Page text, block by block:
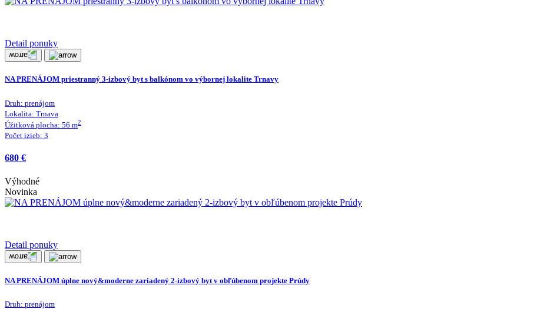
Detail ponuky
NA PRENÁJOM priestranný 3-izbový byt s balkónom vo výbornej lokalite Trnavy
Druh: prenájom
Lokalita: Trnava
Úžitková plocha: 56 m2
Počet izieb: 3
680 €
Výhodné
Novinka
Detail ponuky
NA PRENÁJOM úplne nový&moderne zariadený 2-izbový byt v obľúbenom projekte Prúdy
Druh: prenájom